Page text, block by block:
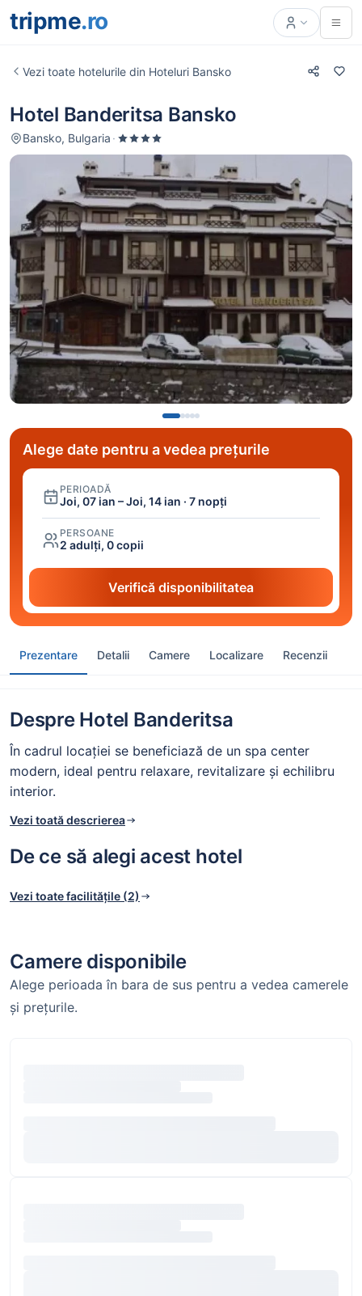
tripme.ro
Alege date pentru a vedea prețurile
PERIOADĂ
Joi, 07 ian – Joi, 14 ian · 7 nopți
PERSOANE
2 adulți, 0 copii
Verifică disponibilitatea
Vezi toate hotelurile din Hoteluri Bansko
Prezentare Detalii Camere Localizare Recenzii
Hotel Banderitsa Bansko
Bansko, Bulgaria ·
Despre Hotel Banderitsa
În cadrul locației se beneficiază de un spa center
modern, ideal pentru relaxare, revitalizare și echilibru
interior.
Vezi toată descrierea
De ce să alegi acest hotel
Vezi toate facilitățile (2)
Camere disponibile
Alege perioada în bara de sus pentru a vedea camerele
și prețurile.